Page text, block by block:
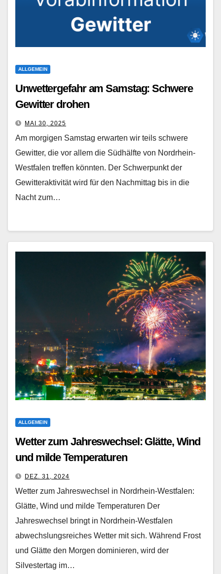
ALLGEMEIN
Unwettergefahr am Samstag: Schwere
Gewitter drohen
MAI 30, 2025
Am morgigen Samstag erwarten wir teils schwere
Gewitter, die vor allem die Südhälfte von Nordrhein-
Westfalen treffen könnten. Der Schwerpunkt der
Gewitteraktivität wird für den Nachmittag bis in die
Nacht zum…
ALLGEMEIN
Wetter zum Jahreswechsel: Glätte, Wind
und milde Temperaturen
DEZ. 31, 2024
Wetter zum Jahreswechsel in Nordrhein-Westfalen:
Glätte, Wind und milde Temperaturen Der
Jahreswechsel bringt in Nordrhein-Westfalen
abwechslungsreiches Wetter mit sich. Während Frost
und Glätte den Morgen dominieren, wird der
Silvestertag im…